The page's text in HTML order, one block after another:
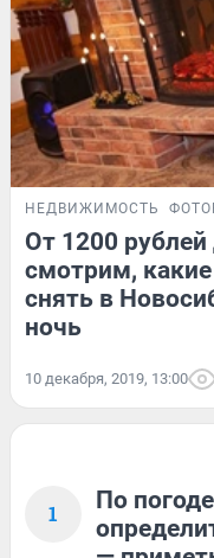
НЕДВИЖИМОСТЬ
От 1200 рублей
смотрим,
снять в
ночь
10 декабря, 2019, 13:00
1
По